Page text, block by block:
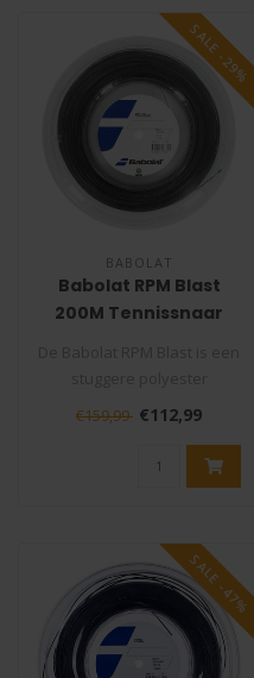
SALE -29%
BABOLAT
Babolat RPM Blast
200M Tennissnaar
tennissnaar die veel
controle e..
€159,99 €112,99
SALE -47%